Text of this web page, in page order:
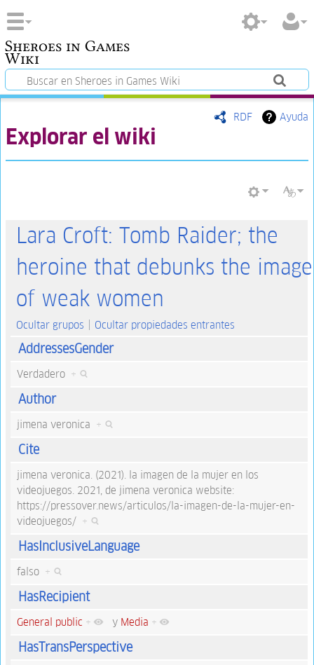
Sheroes in Games
Wiki
RDF Ayuda
Explorar el wiki
Lara Croft: Tomb Raider; the
heroine that debunks the image
of weak women
Ocultar grupos Ocultar propiedades entrantes
AddressesGender
Verdadero +
Author
jimena veronica +
Cite
jimena veronica. (2021). la imagen de la mujer en los
videojuegos. 2021, de jimena veronica website:
https://pressover.news/articulos/la-imagen-de-la-mujer-en-
videojuegos/ +
HasInclusiveLanguage
falso +
HasRecipient
General public + y Media +
HasTransPerspective